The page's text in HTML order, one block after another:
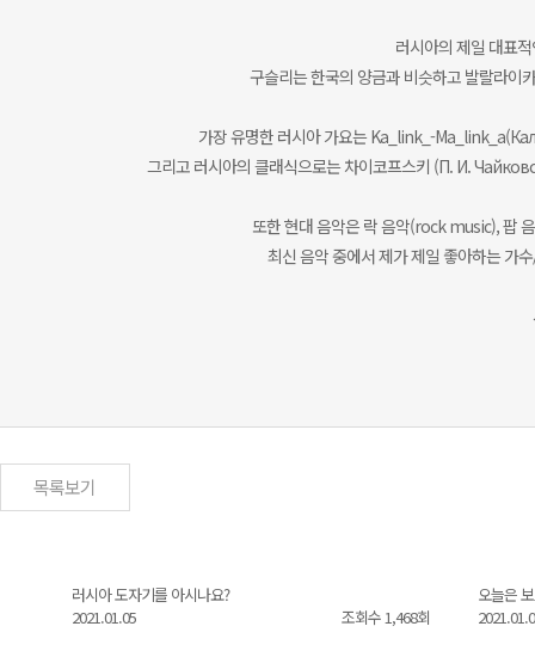
러시아의 제일 대표
구슬리는 한국의 양금과 비슷하고 발랄라이
가장 유명한 러시아 가요는 Ka_link_-
그리고 러시아의 클래식으로는 차이코프스키 (П. И.
또한 현대 음악은 락 음악(rock music), 팝
최신 음악 중에서 제가 제일 좋아하는
목록보기
러시아 도자기를 아시나요?
2021.01.05
조회수 1,468회
오늘은